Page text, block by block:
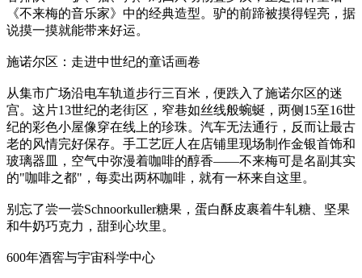
《不来梅的音乐家》中的经典造型。驴的前蹄被摸得锃亮，据
说摸一摸就能带来好运。
施诺尔区：走进中世纪的童话画卷
从集市广场沿电车轨道步行三百米，便跌入了施诺尔区的迷
宫。这片13世纪的老街区，窄巷如丝线般蜿蜒，两侧15至16世
纪的彩色小屋像穿在线上的珍珠。汽车无法通行，反而让最古
老的风情完好保存。手工艺匠人在店铺里现场制作金银首饰和
玻璃器皿，空气中弥漫着咖啡的醇香——不来梅可是名副其实
的"咖啡之都"，每卖出两杯咖啡，就有一杯来自这里。
别忘了尝一尝Schnoorkuller糖果，蛋白酥皮裹着牛轧糖、坚果
和牛奶巧克力，甜到心坎里。
600年酒窖与宇宙科学中心